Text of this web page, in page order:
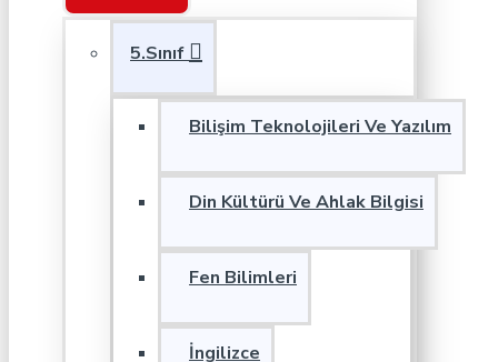
5.Sınıf
Bilişim Teknolojileri Ve Yazılım
Din Kültürü Ve Ahlak Bilgisi
Fen Bilimleri
İngilizce